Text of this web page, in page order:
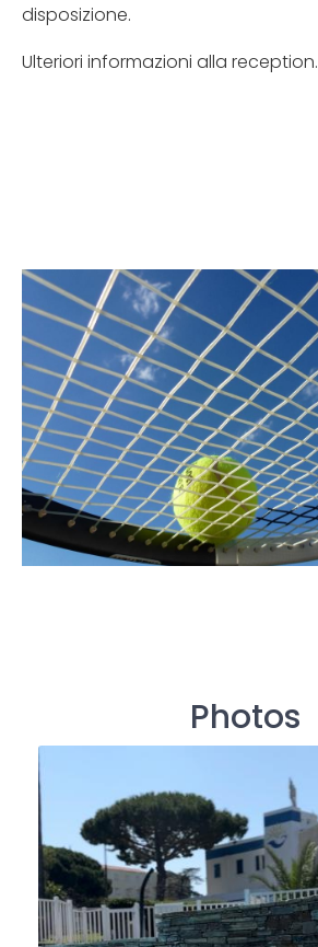
disposizione.
Ulteriori informazioni alla reception.
Photos